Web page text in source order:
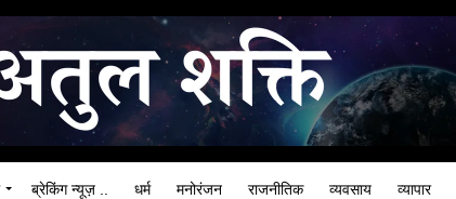
ब्रेकिंग न्यूज़ .. धर्म मनोरंजन राजनीतिक व्यवसाय व्यापार